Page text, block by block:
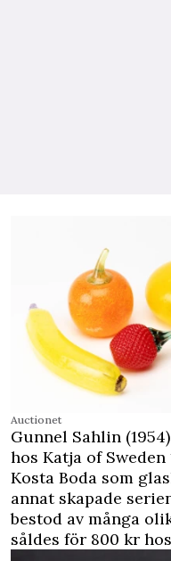
Auctionet
Gunnel Sahlin
hos Katja of
Kosta Boda som
annat skapade
bestod av många
såldes för 800 kr